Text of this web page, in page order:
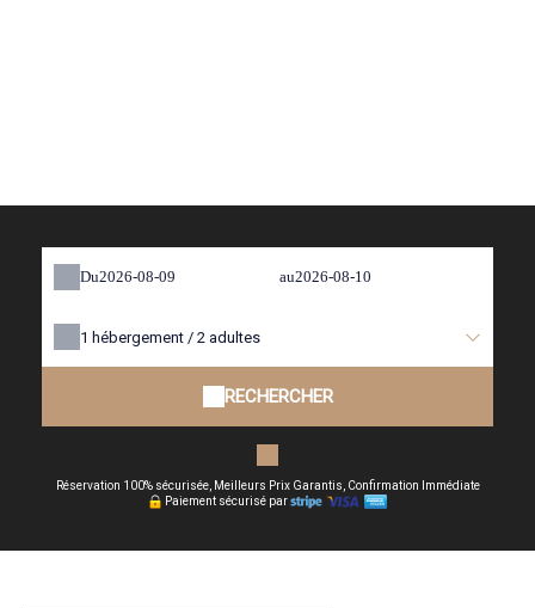
Du au
1 hébergement / 2 adultes
RECHERCHER
Réservation 100% sécurisée, Meilleurs Prix Garantis, Confirmation Immédiate
Paiement sécurisé par